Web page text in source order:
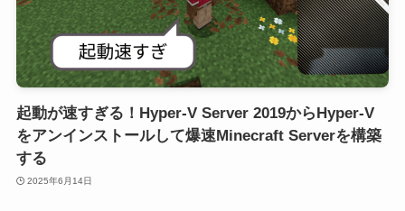
起動が速すぎる！Hyper-V Server 2019からHyper-V
をアンインストールして爆速Minecraft Serverを構築
する
2025年6月14日